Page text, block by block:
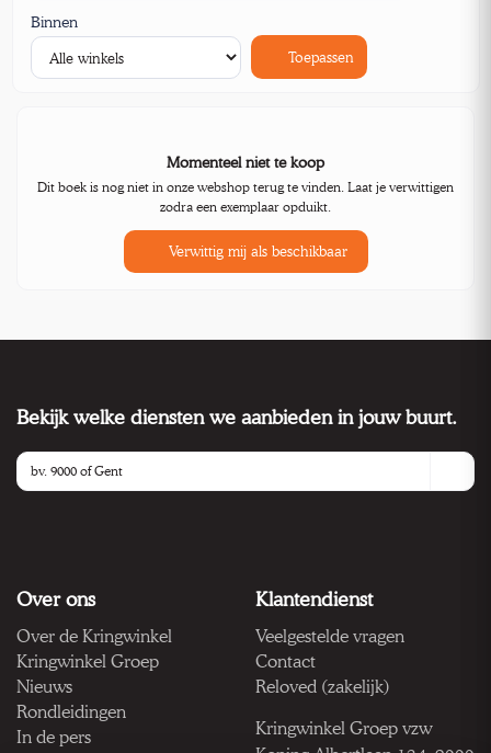
Binnen
Toepassen
Momenteel niet te koop
Dit boek is nog niet in onze webshop terug te vinden. Laat je verwittigen
zodra een exemplaar opduikt.
Verwittig mij als beschikbaar
Bekijk welke diensten we aanbieden in jouw buurt.
Over ons
Over de Kringwinkel
Kringwinkel Groep
Nieuws
Rondleidingen
In de pers
Klantendienst
Veelgestelde vragen
Contact
Reloved (zakelijk)
Kringwinkel Groep vzw